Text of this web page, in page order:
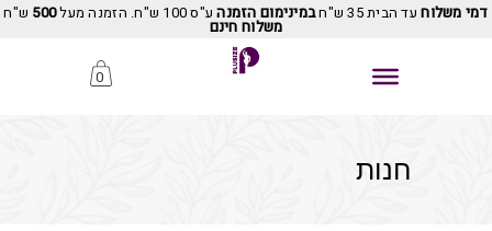
דמי משלוחעד הבית 35 ש"ח במינימום הזמנהע"ס 100 ש"ח. הזמנה מעל 500 ש"ח
משלוח חינם
0
חנות